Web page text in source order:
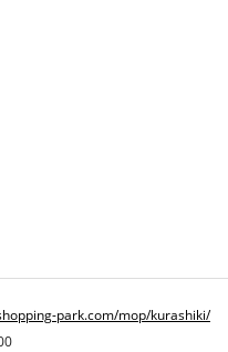
park.com/mop/kurashiki/